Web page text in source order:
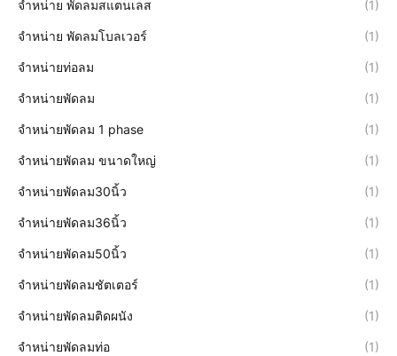
จำหน่าย พัดลมสแตนเลส (1)
จำหน่าย พัดลมโบลเวอร์ (1)
จำหน่ายท่อลม (1)
จำหน่ายพัดลม (1)
จำหน่ายพัดลม 1 phase (1)
จำหน่ายพัดลม ขนาดใหญ่ (1)
จำหน่ายพัดลม30นิ้ว (1)
จำหน่ายพัดลม36นิ้ว (1)
จำหน่ายพัดลม50นิ้ว (1)
จำหน่ายพัดลมชัตเตอร์ (1)
จำหน่ายพัดลมติดผนัง (1)
จำหน่ายพัดลมท่อ (1)